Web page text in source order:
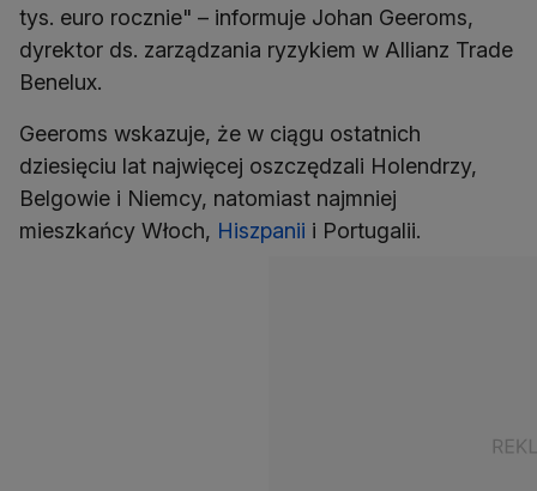
tys. euro rocznie" – informuje Johan Geeroms,
dyrektor ds. zarządzania ryzykiem w Allianz Trade
Benelux.
Geeroms wskazuje, że w ciągu ostatnich
dziesięciu lat najwięcej oszczędzali Holendrzy,
Belgowie i Niemcy, natomiast najmniej
mieszkańcy Włoch, Hiszpanii i Portugalii.